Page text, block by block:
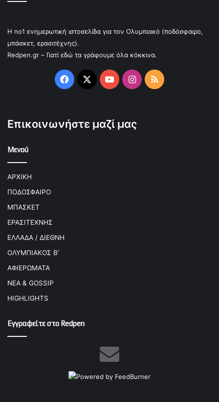
Η no1 ενημερωτική ιστοσελίδα για τον Ολυμπιακό (ποδόσφαιρο,
μπάσκετ, ερασιτέχνης).
Redpen.gr – Γιατί εδώ τα γράφουμε όλα κόκκινα.
Facebook
X YouTubeInstagram
RSS
Επικοινωνήστε μαζί μας
Μενού
ΑΡΧΙΚΗ
ΠΟΔΟΣΦΑΙΡΟ
ΜΠΑΣΚΕΤ
ΕΡΑΣΙΤΕΧΝΗΣ
ΕΛΛΑΔΑ / ΔΙΕΘΝΗ
ΟΛΥΜΠΙΑΚΟΣ Β’
ΑΦΙΕΡΩΜΑΤΑ
ΝΕΑ & GOSSIP
HIGHLIGHTS
Εγγραφείτε στο Redpen